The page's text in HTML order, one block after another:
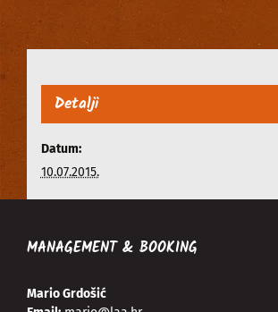
Detalji
Datum:
10.07.2015.
MANAGEMENT & BOOKING
Mario Grdošić